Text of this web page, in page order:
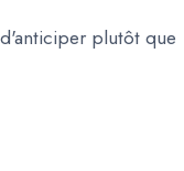
plutôt que